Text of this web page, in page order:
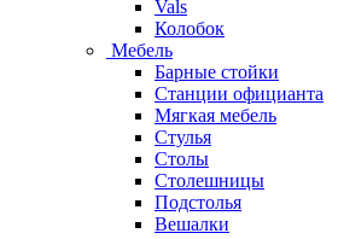
Vals
Колобок
Мебель
Барные стойки
Станции официанта
Мягкая мебель
Стулья
Столы
Столешницы
Подстолья
Вешалки